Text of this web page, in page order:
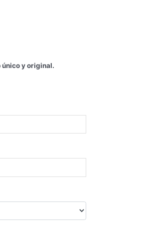
único y original.